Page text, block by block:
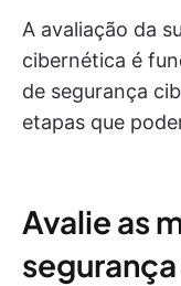
A avaliação da
cibernética é
de segurança
etapas que
Avalie as